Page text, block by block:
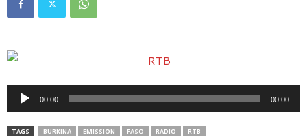
Lecteur
audio
00:00 00:00
TAGS BURKINA EMISSION FASO RADIO RTB